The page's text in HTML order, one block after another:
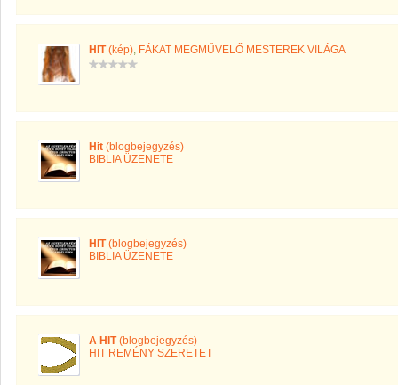
HIT(kép), FÁKAT MEGMŰVELŐ MESTEREK VILÁGA
Hit (blogbejegyzés)
BIBLIA ÜZENETE
HIT(blogbejegyzés)
BIBLIA ÜZENETE
A HIT(blogbejegyzés)
HIT REMÉNY SZERETET